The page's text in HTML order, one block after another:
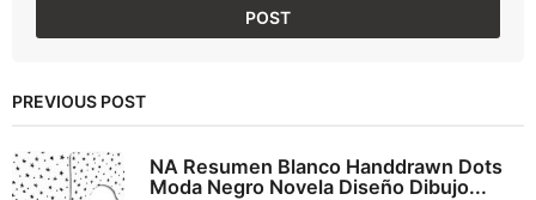
PREVIOUS POST
NA Resumen Blanco Handdrawn Dots
Moda Negro Novela Diseño Dibujo...